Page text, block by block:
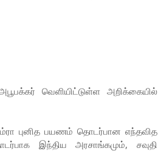
வெளியிட்டுள்ள அறிக்கையில்
புனித பயணம் தொடர்பான எந்தவித
இந்திய அரசாங்கமும், சவுதி